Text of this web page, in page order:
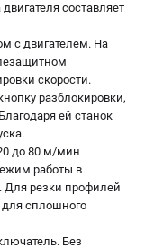
составляет
с двигателем. На
скорости.
разблокировки,
ей станок
до 80 м/мин
работы в
Для резки профилей
для сплошного
Без